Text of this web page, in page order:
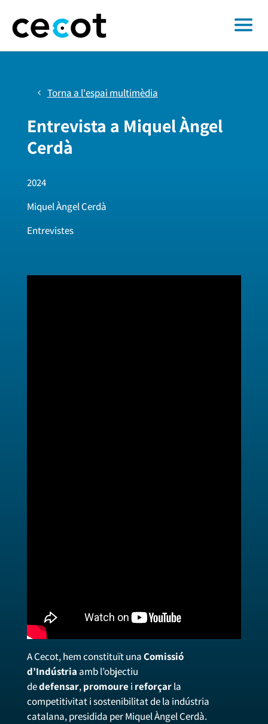
Torna a l'espai multimèdia
Entrevista a Miquel Àngel
Cerdà
2024
Miquel Àngel Cerdà
Entrevistes
A Cecot, hem constituït unaComissió
d’Indústria amb l’objectiu
dedefensar,promourei reforçarla
competitivitat i sostenibilitat de la indústria
catalana, presidida per Miquel Àngel Cerdà.